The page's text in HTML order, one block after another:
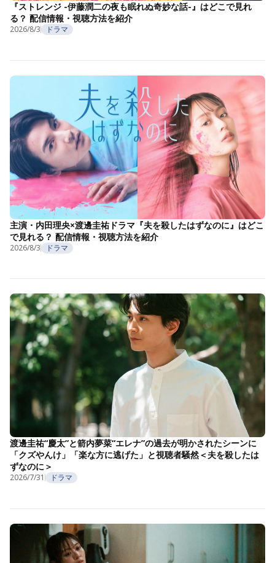
『ストレンジ -伊藤潤二の夜も眠れぬ奇妙な話-』はどこで見れ
る？ 配信情報・視聴方法を紹介
2026/8/3 ドラマ
主演・内田理央×渡邊圭祐ドラマ『夫を殺したはずなのに』はどこ
で見れる？ 配信情報・視聴方法を紹介
2026/8/3 ドラマ
渡邊圭祐“慶太”と箭内夢菜“エレナ”の過去が明かされたシーンに
「クズやんけ」「楽な方に逃げた」と視聴者騒然＜夫を殺したは
ずなのに＞
2026/7/31 ドラマ